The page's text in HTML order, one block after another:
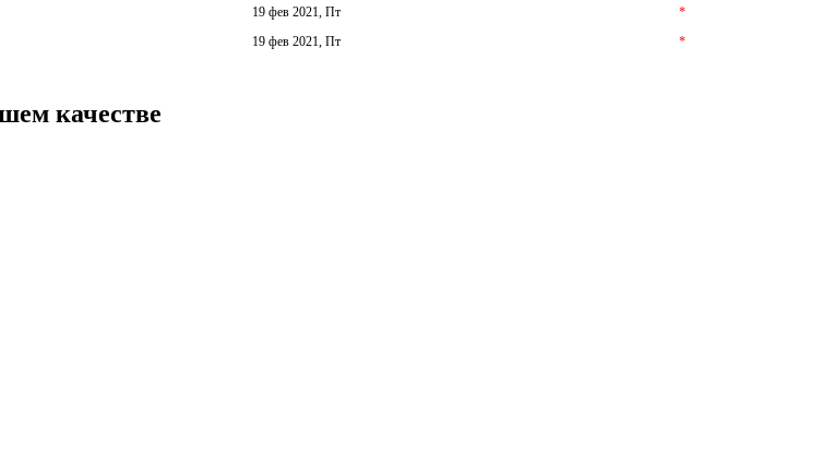
19 фев 2021, Пт
*
19 фев 2021, Пт *
качестве